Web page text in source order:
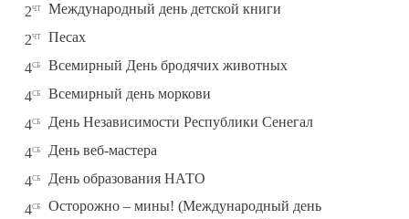
2чт Международный день детской книги
2чт Песах
4сб Всемирный День бродячих животных
4сб Всемирный день моркови
4сб День Независимости Республики Сенегал
4сб День веб-мастера
4сб День образования НАТО
4сб
Осторожно – мины! (Международный день